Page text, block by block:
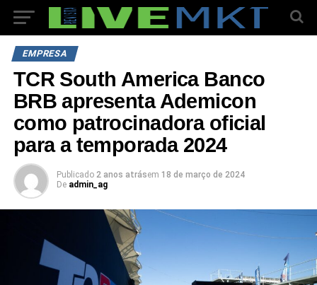
EMPRESA
TCR South America Banco
BRB apresenta Ademicon
como patrocinadora oficial
para a temporada 2024
Publicado 2 anos atrásem 18 de março de 2024
De admin_ag